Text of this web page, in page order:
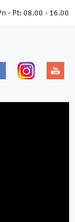
- Pt: 08.00 - 16.00